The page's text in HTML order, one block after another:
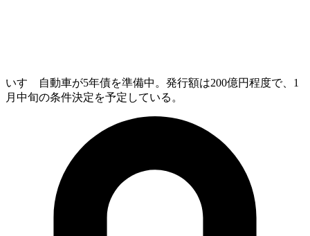
いすゞ自動車が5年債を準備中。発行額は200億円程度で、1
月中旬の条件決定を予定している。